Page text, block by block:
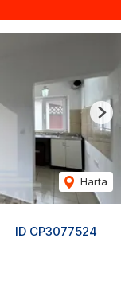
ID CP3077524
Harta